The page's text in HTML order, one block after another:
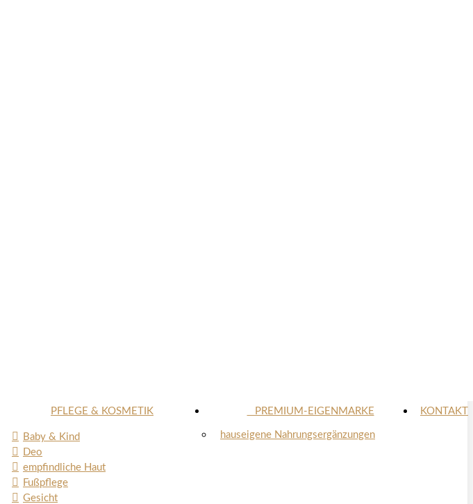
PFLEGE & KOSMETIK
Baby & Kind
Deo
empfindliche Haut
Fußpflege
Gesicht
⠀​PREMIUM-EIGENMARKE
hauseigene Nahrungsergänzungen
KONTAKT